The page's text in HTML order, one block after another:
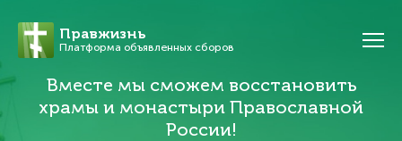
Правжизнь
Платформа объявленных сборов
Вместе мы сможем восстановить
храмы и монастыри Православной
России!